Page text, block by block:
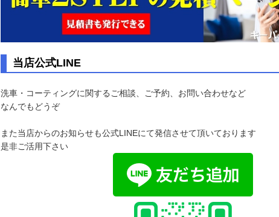
当店公式LINE
洗車・コーティングに関するご相談、ご予約、お問い合わせなど
なんでもどうぞ
また当店からのお知らせも公式LINEにて発信させて頂いております
是非ご活用下さい